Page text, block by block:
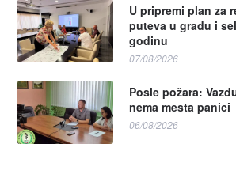
U pripremi plan za
puteva u gradu i
godinu
07/08/2026
Posle požara:
nema mesta panici
06/08/2026